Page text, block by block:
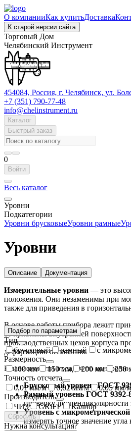
О компанииКак купитьДоставка
К старой версии сайта
Торговый Дом
Челябинский Инструмент
454084, Россия, г. Челябинск, ул.
+7 (351) 790-77-48
info@chelinstrument.ru
Каталог
Быстрый заказ
0
Войти
Весь каталог
Уровни
Подкатегории
Уровни брусковыеУровни рамные
Уровни
Описание Документация
Измерительные уровни — это
положения. Они незаменимы при
также для приведения в
В основе работы прибора лежит
от кривизны внутренней
производственных цехов корпуса
деформацию основания.
В зависимости от задач по
Брусковый уровень ГОСТ
Рамный уровень ГОСТ 9392-
проверку перпендикулярности
Уровень с микрометрической
измерять точное значение
Подбор по параметрам
Тип
брусковый
рамный
с
Размерность
100 мм
150 мм 200 мм 250
Точность отсчета
0,01 мм/м
0,02 мм/м 0,05 мм/м
Производитель
ЧИЗ
GRIFF Калибр
Сбросить
Нужна консультация?